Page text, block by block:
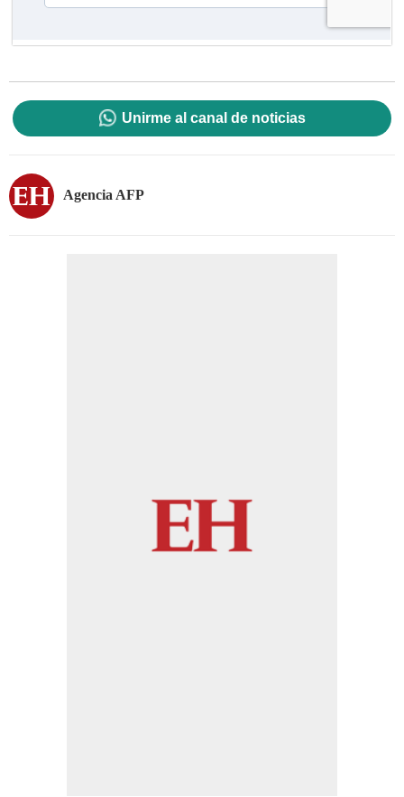
Unirme al canal de noticias
Agencia AFP